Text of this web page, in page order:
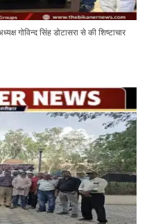
गोविन्द सिंह डोटासरा से की शिष्टाचार